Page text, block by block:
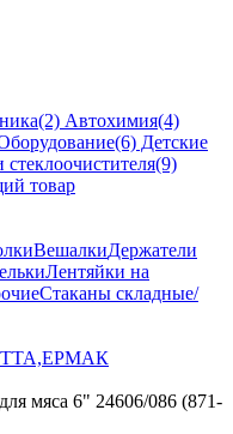
(2) Автохимия(4)
(6) Детские
(9)
товар
ВешалкиДержатели
Лентяйки на
Стаканы складные/
мяса 6" 24606/086 (871-